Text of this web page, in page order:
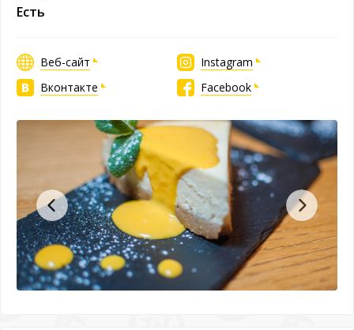
Есть
Веб-сайт
Instagram
Вконтакте
Facebook